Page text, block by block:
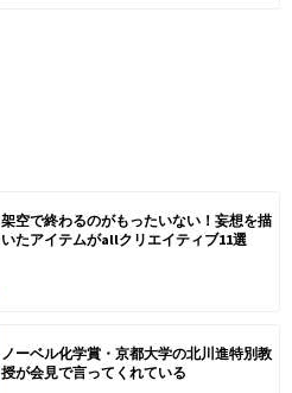
架空で終わるのがもったいない！妄想を描
いたアイテムがallクリエイティブ11選
ノーベル化学賞・京都大学の北川進特別教
授が会見で言ってくれている